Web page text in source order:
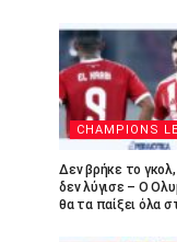
CHAMPIONS
Δεν βρήκε το
δεν λύγισε – Ο
θα τα παίξει όλα